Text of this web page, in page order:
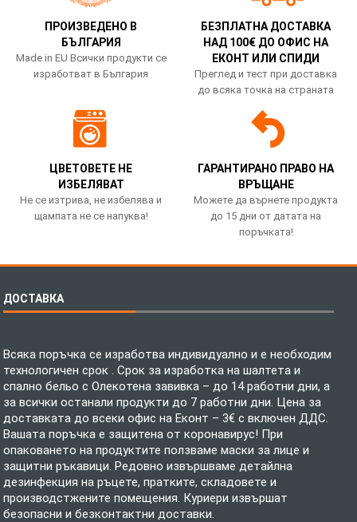
ПРОИЗВЕДЕНО В
БЪЛГАРИЯ
Made in EU Всички продукти се
изработват в България
БЕЗПЛАТНА ДОСТАВКА
НАД 100€ ДО ОФИС НА
ЕКОНТ ИЛИ СПИДИ
Преглед и тест при доставка
до всяка точка на страната
ЦВЕТОВЕТЕ НЕ
ИЗБЕЛЯВАТ
Не се изтрива, не избелява и
щампата не се напуква!
ГАРАНТИРАНО ПРАВО НА
ВРЪЩАНЕ
Можете да върнете продукта
до 15 дни от датата на
поръчката!
ДОСТАВКА
Всяка поръчка се изработва индивидуално и е необходим
технологичен срок . Срок за изработка на шалтета и
спално бельо с Олекотена завивка – до 14 работни дни, а
за всички останали продукти до 7 работни дни. Цена за
доставката до всеки офис на Еконт – 3€ с включен ДДС.
Вашата поръчка е защитена от коронавирус! При
опаковането на продуктите ползваме маски за лице и
защитни ръкавици. Редовно извършваме детайлна
дезинфекция на ръцете, пратките, складовете и
производстжените помещения. Куриери извършат
безопасни и безконтактни доставки.